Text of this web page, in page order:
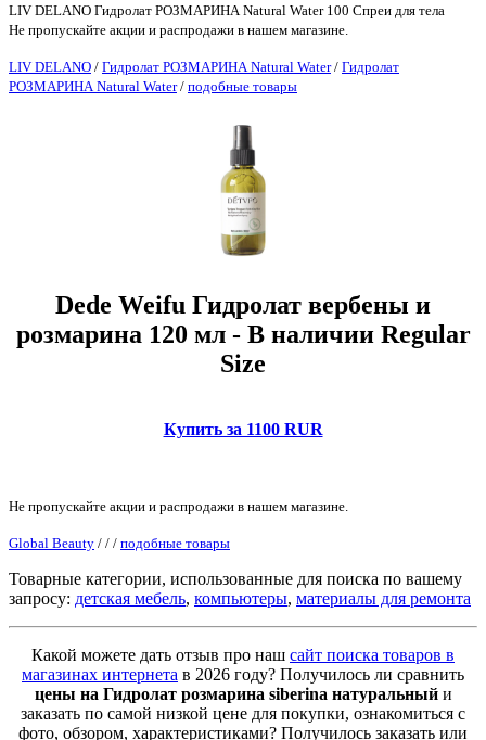
LIV DELANO Гидролат РОЗМАРИНА Natural Water 100 Спреи для тела
Не пропускайте акции и распродажи в нашем магазине.
LIV DELANO / Гидролат РОЗМАРИНА Natural Water/ Гидролат
РОЗМАРИНА Natural Water/ подобные товары
Dede Weifu Гидролат вербены и
розмарина 120 мл - В наличии Regular
Size
Купить за 1100 RUR
Не пропускайте акции и распродажи в нашем магазине.
Global Beauty / / / подобные товары
Товарные категории, использованные для поиска по вашему
запросу: детская мебель, компьютеры, материалы для ремонта
Какой можете дать отзыв про наш сайт поиска товаров в
магазинах интернета в 2026 году? Получилось ли сравнить
цены на Гидролат розмарина siberina натуральныйи
заказать по самой низкой цене для покупки, ознакомиться с
фото, обзором, характеристиками? Получилось заказать или